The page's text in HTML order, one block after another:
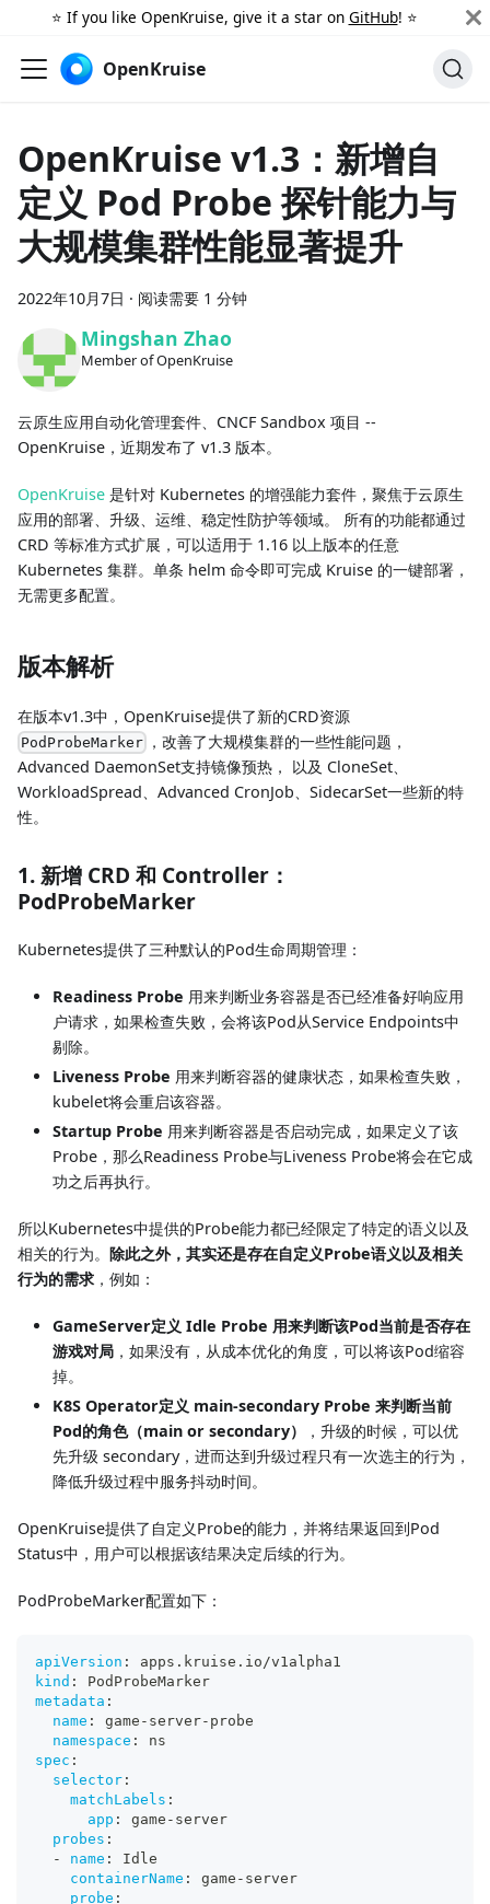
⭐️ If you like OpenKruise, give it a star on GitHub! ⭐️
OpenKruise
OpenKruise v1.3：新增自
定义 Pod Probe 探针能力与
大规模集群性能显著提升
2022年10月7日 · 阅读需要 1 分钟
Mingshan Zhao
Member of OpenKruise
云原生应用自动化管理套件、CNCF Sandbox 项目 --
OpenKruise，近期发布了 v1.3 版本。
OpenKruise 是针对 Kubernetes 的增强能力套件，聚焦于云原生
应用的部署、升级、运维、稳定性防护等领域。 所有的功能都通过
CRD 等标准方式扩展，可以适用于 1.16 以上版本的任意
Kubernetes 集群。单条 helm 命令即可完成 Kruise 的一键部署，
无需更多配置。
版本解析
在版本v1.3中，OpenKruise提供了新的CRD资源
PodProbeMarker ，改善了大规模集群的一些性能问题，
Advanced DaemonSet支持镜像预热， 以及 CloneSet、
WorkloadSpread、Advanced CronJob、SidecarSet一些新的特
性。
1. 新增 CRD 和 Controller：
PodProbeMarker
Kubernetes提供了三种默认的Pod生命周期管理：
Readiness Probe 用来判断业务容器是否已经准备好响应用
户请求，如果检查失败，会将该Pod从Service Endpoints中
剔除。
Liveness Probe 用来判断容器的健康状态，如果检查失败，
kubelet将会重启该容器。
Startup Probe 用来判断容器是否启动完成，如果定义了该
Probe，那么Readiness Probe与Liveness Probe将会在它成
功之后再执行。
所以Kubernetes中提供的Probe能力都已经限定了特定的语义以及
相关的行为。 除此之外，其实还是存在自定义Probe语义以及相关
行为的需求 ，例如：
GameServer定义 Idle Probe 用来判断该Pod当前是否存在
游戏对局 ，如果没有，从成本优化的角度，可以将该Pod缩容
掉。
K8S Operator定义 main-secondary Probe 来判断当前
Pod的角色（main or secondary）
，升级的时候，可以优
先升级 secondary，进而达到升级过程只有一次选主的行为，
降低升级过程中服务抖动时间。
OpenKruise提供了自定义Probe的能力，并将结果返回到Pod
Status中，用户可以根据该结果决定后续的行为。
PodProbeMarker配置如下：
apiVersion :
apps.kruise.io/v1alpha1
kind :
PodProbeMarker
metadata :
name : game - server- probe
namespace :
ns
spec :
selector :
matchLabels :
app : game - server
probes :
-
name :
Idle
containerName : game - server
probe :